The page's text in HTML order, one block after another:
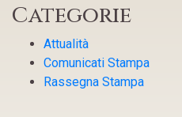
Categorie
Attualità
Comunicati Stampa
Rassegna Stampa